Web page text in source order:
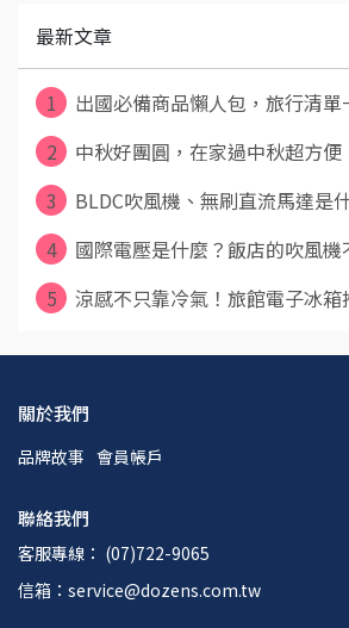
最新文章
1
出國必備商品懶人包，旅行清
2
中秋好團圓，在家過中秋超方
3
BLDC吹風機、無刷直流馬達是
4
國際電壓是什麼？飯店的吹風
5
涼感不只靠冷氣！旅館電子冰
關於我們
品牌故事 會員帳戶
聯絡我們
客服專線： (07)722-9065
信箱：service@dozens.com.tw